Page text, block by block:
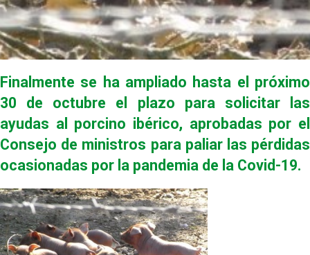
Finalmente se ha ampliado hasta el próximo
30 de octubre el plazo para solicitar las
ayudas al porcino ibérico, aprobadas por el
Consejo de ministros para paliar las pérdidas
ocasionadas por la pandemia de la Covid-19.